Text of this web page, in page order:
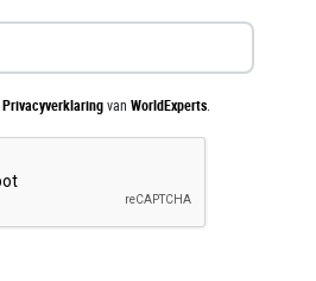
Privacyverklaringvan WorldExperts.